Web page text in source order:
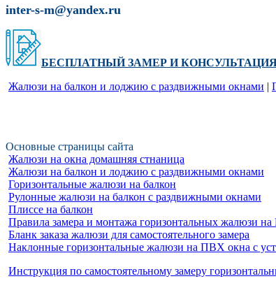
inter-s-m@yandex.ru
БЕСПЛАТНЫЙ ЗАМЕР И
Жалюзи на балкон и лоджию c раздвижными окнами |
Основные страницы сайта
Жалюзи на окна домашняя стнаница
Жалюзи на балкон и лоджию c раздвижными окнами
Горизонтальные жалюзи на балкон
Рулонные жалюзи на балкон с раздвижными окнами
Плиссе на балкон
Правила замера и монтажа горизонтальных жалюзи
Бланк заказа жалюзи для самостоятельного замера
Наклонные горизонтальные жалюзи на ПВХ окна с
Инструкция по самостоятельному замеру